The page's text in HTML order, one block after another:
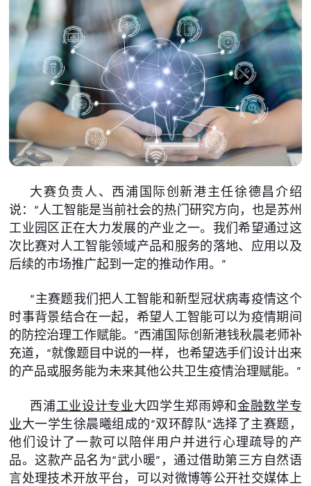
大赛负责人、西浦国际创新港主任徐德昌介绍
说：“人工智能是当前社会的热门研究方向，也是苏州
工业园区正在大力发展的产业之一。我们希望通过这
次比赛对人工智能领域产品和服务的落地、应用以及
后续的市场推广起到一定的推动作用。”
“主赛题我们把人工智能和新型冠状病毒疫情这个
时事背景结合在一起，希望人工智能可以为疫情期间
的防控治理工作赋能。”西浦国际创新港钱秋晨老师补
充道，“就像题目中说的一样，也希望选手们设计出来
的产品或服务能为未来其他公共卫生疫情治理赋能。”
西浦工业设计专业大四学生郑雨婷和金融数学专
业大一学生徐晨曦组成的“双环醇队”选择了主赛题，
他们设计了一款可以陪伴用户并进行心理疏导的产
品。这款产品名为“武小暖”，通过借助第三方自然语
言处理技术开放平台，可以对微博等公开社交媒体上